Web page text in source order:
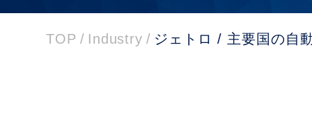
TOP / Industry / ジェトロ / 主要国の自